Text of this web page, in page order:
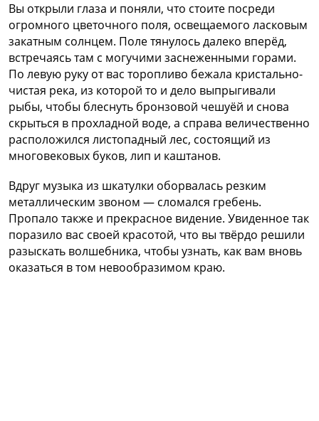
Вы открыли глаза и поняли, что стоите посреди
огромного цветочного поля, освещаемого ласковым
закатным солнцем. Поле тянулось далеко вперёд,
встречаясь там с могучими заснеженными горами.
По левую руку от вас торопливо бежала кристально-
чистая река, из которой то и дело выпрыгивали
рыбы, чтобы блеснуть бронзовой чешуёй и снова
скрыться в прохладной воде, а справа величественно
расположился листопадный лес, состоящий из
многовековых буков, лип и каштанов.
Вдруг музыка из шкатулки оборвалась резким
металлическим звоном — сломался гребень.
Пропало также и прекрасное видение. Увиденное так
поразило вас своей красотой, что вы твёрдо решили
разыскать волшебника, чтобы узнать, как вам вновь
оказаться в том невообразимом краю.